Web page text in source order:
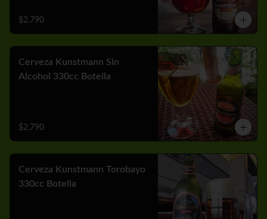
$2.790
Cerveza Kunstmann Sin
Alcohol 330cc Botella
$2.790
Cerveza Kunstmann Torobayo
330cc Botella